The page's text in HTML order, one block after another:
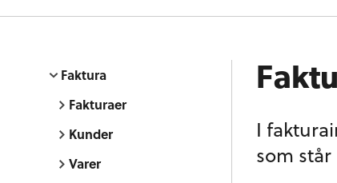
Faktura
Fakturaer
Kunder
Varer
I
som